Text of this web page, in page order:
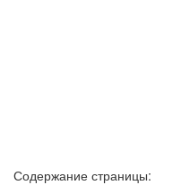
Содержание страницы: